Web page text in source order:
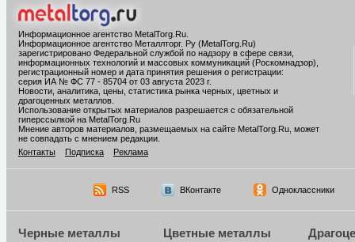
Информационное агентство MetalTorg.Ru
Информационное агентство Металлторг. Ру (MetalTorg.Ru)
зарегистрировано Федеральной службой по надзору в сфере связи,
информационных технологий и массовых коммуникаций (Роскомнадзор),
регистрационный номер и дата принятия решения о регистрации:
серия ИА № ФС 77 - 85704 от 03 августа 2023 г.
Новости, аналитика, цены, статистика рынка черных, цветных и
драгоценных металлов.
Использование открытых материалов разрешается с обязательной
гиперссылкой на MetalTorg.Ru
Мнение авторов материалов, размещаемых на сайте MetalTorg.Ru, может
не совпадать с мнением редакции.
Контакты
Подписка Реклама
RSS ВКонтакте Одноклассники
Черные металлы Цветные металлы